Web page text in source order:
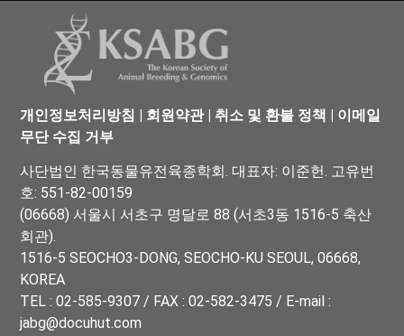
개인정보처리방침 | 회원약관| 취소 및 환불 정책 | 이메일
무단 수집 거부
사단법인 한국동물유전육종학회. 대표자: 이준헌. 고유번
호: 551-82-00159
(06668) 서울시 서초구 명달로 88 (서초3동 1516-5 축산
회관).
1516-5 SEOCHO3-DONG, SEOCHO-KU SEOUL, 06668,
KOREA
TEL : 02-585-9307 / FAX : 02-582-3475 / E-mail :
jabg@docuhut.com